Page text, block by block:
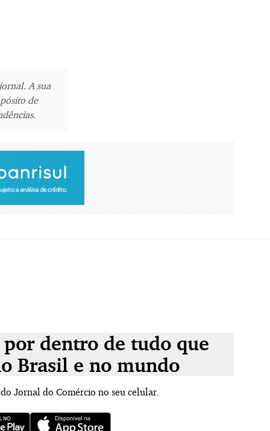
A sua
de
dentro de tudo que
Brasil e no mundo
Jornal do Comércio no seu celular.